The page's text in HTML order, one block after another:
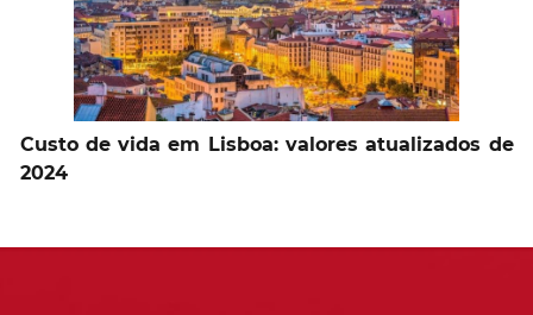
Custo de vida em Lisboa: valores atualizados de
2024